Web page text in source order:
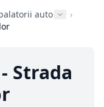
auto
›
Strada